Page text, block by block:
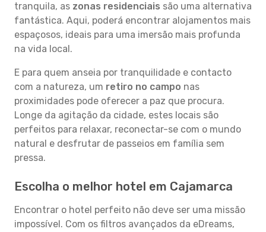
tranquila, as zonas residenciais são uma alternativa
fantástica. Aqui, poderá encontrar alojamentos mais
espaçosos, ideais para uma imersão mais profunda
na vida local.
E para quem anseia por tranquilidade e contacto
com a natureza, um retiro no campo nas
proximidades pode oferecer a paz que procura.
Longe da agitação da cidade, estes locais são
perfeitos para relaxar, reconectar-se com o mundo
natural e desfrutar de passeios em família sem
pressa.
Escolha o melhor hotel em Cajamarca
Encontrar o hotel perfeito não deve ser uma missão
impossível. Com os filtros avançados da eDreams,